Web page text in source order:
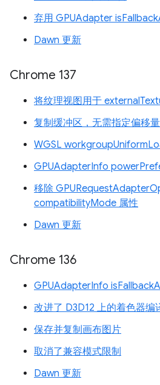
弃用 GPUAdapter
Dawn 更新
Chrome 137
将纹理视图用于
复制缓冲区，无需指定偏移
WGSL
GPUAdapterInfo
移除
compatibilityMode 属性
Dawn 更新
Chrome 136
GPUAdapterInfo
改进了 D3D12 上的着色器编
保存并复制画布图片
取消了兼容模式限制
Dawn 更新